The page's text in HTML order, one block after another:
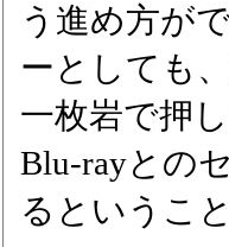
う進め方が
ーとしても
一枚岩で押
Blu-rayとの
るというこ